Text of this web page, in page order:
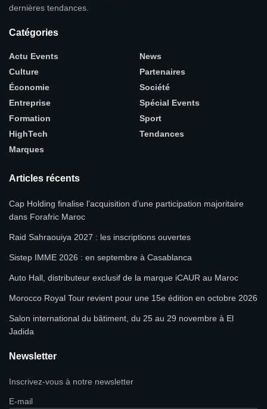
dernières tendances.
Catégories
Actu Events
Culture
Économie
Entreprise
Formation
HighTech
Marques
News
Partenaires
Société
Spécial Events
Sport
Tendances
Articles récents
Cap Holding finalise l’acquisition d’une participation majoritaire
dans Forafric Maroc
Raid Sahraouiya 2027 : les inscriptions ouvertes
Sistep IMME 2026 : en septembre à Casablanca
Auto Hall, distributeur exclusif de la marque iCAUR au Maroc
Morocco Royal Tour revient pour une 15e édition en octobre 2026
Salon international du bâtiment, du 25 au 29 novembre à El
Jadida
Newsletter
Inscrivez-vous à notre newsletter
E-mail